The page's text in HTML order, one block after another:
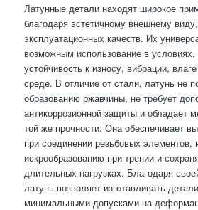
Латунные детали находят широкое
благодаря эстетичному внешнему
эксплуатационных качеств. Их
возможным использование в условиях,
устойчивость к износу, вибрации,
среде. В отличие от стали, латунь не
образованию ржавчины, не требует
антикоррозионной защиты и обладает
той же прочности. Она обеспечивает
при соединении резьбовых элементов,
искрообразованию при трении и
длительных нагрузках. Благодаря
латунь позволяет изготавливать
минимальными допусками на